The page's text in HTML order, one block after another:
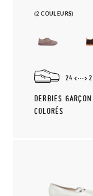
(2 COULEURS)
24
DERBIES
COLORÉS